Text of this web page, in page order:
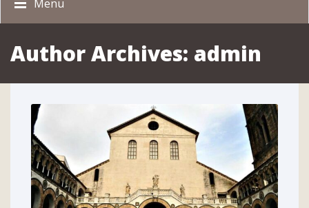
Menu
Author Archives: admin